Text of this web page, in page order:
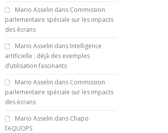
Mario Asselin dans Commission
parlementaire spéciale sur les impacts
des écrans
Mario Asselin dans Intelligence
artificielle : déjà des exemples
d’utilisation fascinants
Mario Asselin dans Commission
parlementaire spéciale sur les impacts
des écrans
Mario Asselin dans Chapo
l’AQUOPS